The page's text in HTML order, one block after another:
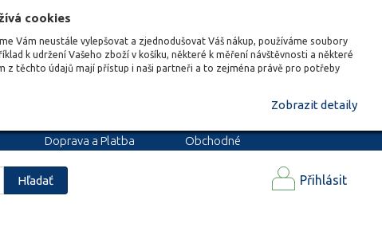
cookies
Vám neustále vylepšovat a zjednodušovat Váš nákup, používáme soubory
k udržení Vašeho zboží v košíku, některé k měření návštěvnosti a některé
z těchto údajů mají přístup i naši partneři a to zejména právě pro potřeby
Zobrazit detaily
Doprava a Platba
Obchodné
Hľadať Přihlásit